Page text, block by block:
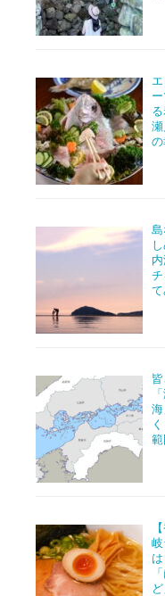
の
て
範